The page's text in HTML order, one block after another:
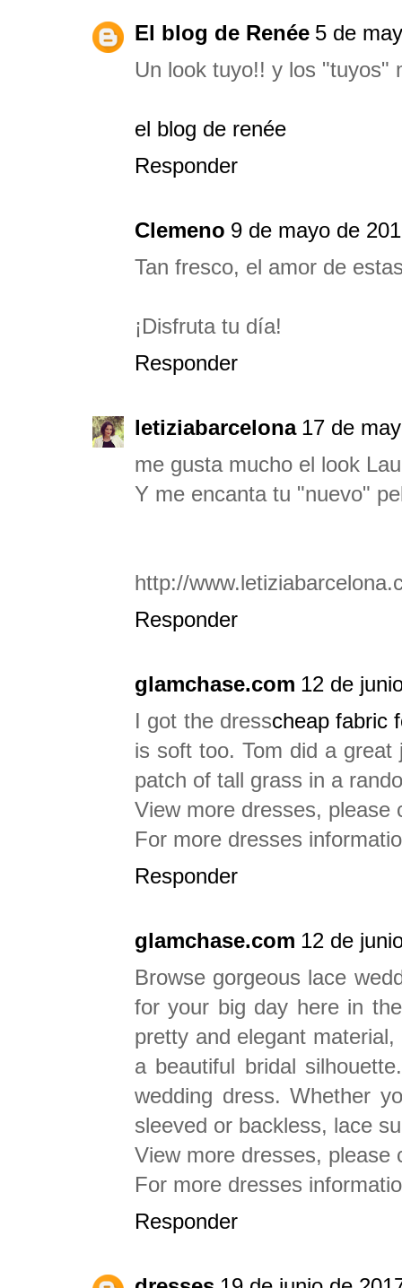
El blog de Renée 5 de
Un look tuyo!! y los "tuyos"
el blog de renée
Responder
Clemeno 9 de mayo de
Tan fresco, el amor de
¡Disfruta tu día!
Responder
letiziabarcelona 17 de
me gusta mucho el look
Y me encanta tu "nuevo"
http://
Responder
glamchase.com 12 de
I got the dresscheap fabric
is soft too. Tom did a
patch of tall grass in a
View more dresses, please
For more dresses
Responder
glamchase.com 12 de
Browse gorgeous lace
for your big day here in
pretty and elegant
a beautiful bridal
wedding dress. Whether
sleeved or backless, lace
View more dresses, please
For more dresses
Responder